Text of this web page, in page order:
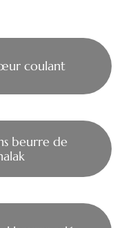
coulant
beurre de